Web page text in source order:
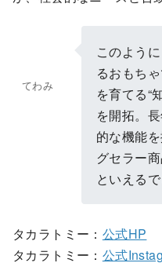
てわみ
このよう
るおもち
を育てる“
を開拓。
的な機能
グセラー
といえるで
タカラトミー： 公式HP
タカラトミー： 公式